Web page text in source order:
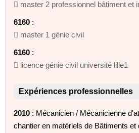
 master 2 professionnel bâtiment et
6160 :
 master 1 génie civil
6160 :
 licence génie civil université lille1
Expériences professionnelles
2010 : Mécanicien / Mécanicienne
chantier en matériels de Bâtiments et